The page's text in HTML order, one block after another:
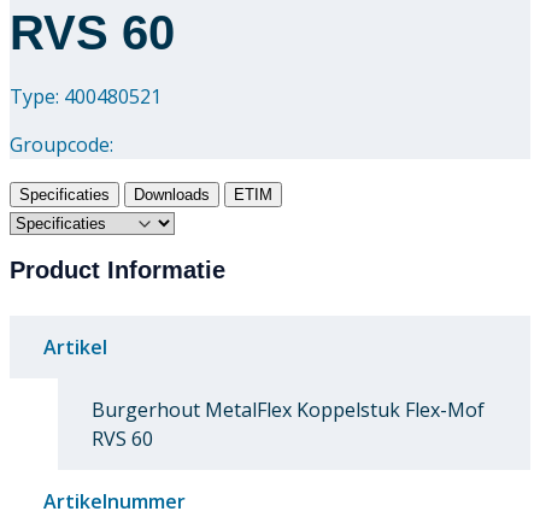
RVS 60
Type: 400480521
Groupcode:
Specificaties Downloads ETIM
Product Informatie
Artikel
Burgerhout MetalFlex Koppelstuk Flex-Mof
RVS 60
Artikelnummer